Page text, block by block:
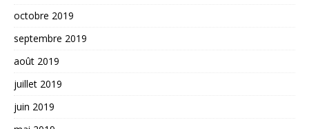
octobre 2019
septembre 2019
août 2019
juillet 2019
juin 2019